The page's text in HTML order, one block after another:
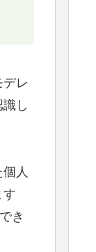
レ
し
人
す
き